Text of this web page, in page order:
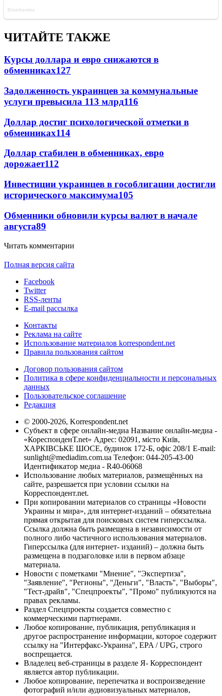
ЧИТАЙТЕ ТАКЖЕ
Курсы доллара и евро снижаются в
обменниках127
Задолженность украинцев за коммунальные
услуги превысила 113 млрд116
Доллар достиг психологической отметки в
обменниках114
Доллар стабилен в обменниках, евро
дорожает112
Инвестиции украинцев в гособлигации достигли
исторического максимума105
Обменники обновили курсы валют в начале
августа89
Читать комментарии
Полная версия сайта
Facebook
Twitter
RSS-ленты
E-mail рассылка
Контакты
Реклама на сайте
Использование материалов korrespondent.net
Правила пользования сайтом
Договор пользования сайтом
Политика в сфере конфиденциальности и персональных
данных
Пользовательское соглашение
Редакция
© 2000-2026, Korrespondent.net
Субъект в сфере онлайн-медиа Название онлайн-медиа -
«КореспонденТ.net» Адрес: 02091, місто Київ,
ХАРКІВСЬКЕ ШОСЕ, будинок 172-Б, офіс 208/1 E-mail:
sunlight@mediadim.com.ua Телефон: 044-205-43-00
Идентификатор медиа - R40-06068
Использование любых материалов, размещённых на
сайте, разрешается при условии ссылки на
Корреспондент.net.
При копировании материалов со страницы «Новости
Украины и мира», для интернет-изданий – обязательна
прямая открытая для поисковых систем гиперссылка.
Ссылка должна быть размещена в независимости от
полного либо частичного использования материалов.
Гиперссылка (для интернет- изданий) – должна быть
размещена в подзаголовке или в первом абзаце
материала.
Новости с пометками "Мнение", "Экспертиза",
"Заявление", "Регионы", "Деньги", "Власть", "Выборы",
"Тест-драйв", "Спецпроекты", "Промо" публикуются на
правах рекламы.
Раздел Спецпроекты создается совместно с
коммерческими партнерами.
Любое копирование, публикация, републикация и
другое распространение информации, которое содержит
ссылку на "Интерфакс-Украина", EPA / UPG, строго
воспрещается.
Владелец веб-страницы в разделе Я- Корреспондент
является автор публикации.
Любое копирование, перепечатка и воспроизведение
фотографий и/или аудиовизуальных материалов,